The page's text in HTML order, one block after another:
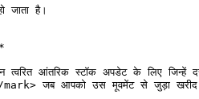
जाता है।
स्टॉक अपडेट के लिए जिन्हें
जब आपको उस मूवमेंट से जुड़ा खरीद